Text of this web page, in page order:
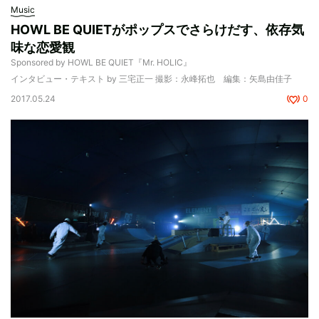
Music
HOWL BE QUIETがポップスでさらけだす、依存気
味な恋愛観
Sponsored by HOWL BE QUIET『Mr. HOLIC』
インタビュー・テキスト by 三宅正一 撮影：永峰拓也 編集：矢島由佳子
2017.05.24
0